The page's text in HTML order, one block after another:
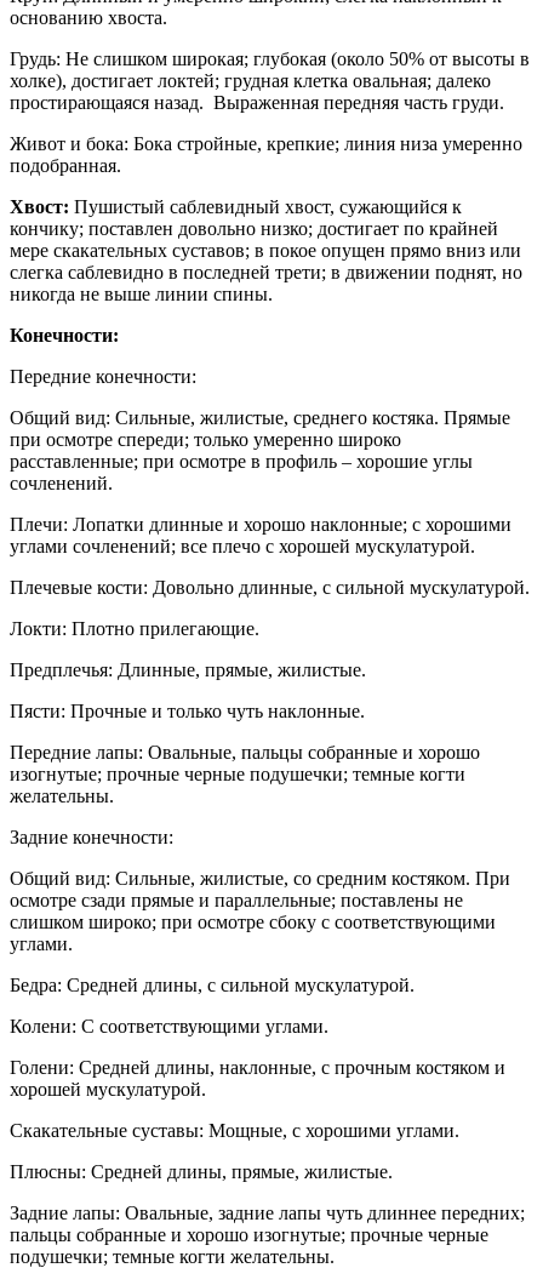
основанию хвоста.
Грудь: Не слишком широкая; глубокая (около 50% от высоты в
холке), достигает локтей; грудная клетка овальная; далеко
простирающаяся назад. Выраженная передняя часть груди.
Живот и бока: Бока стройные, крепкие; линия низа умеренно
подобранная.
Хвост: Пушистый саблевидный хвост, сужающийся к
кончику; поставлен довольно низко; достигает по крайней
мере скакательных суставов; в покое опущен прямо вниз или
слегка саблевидно в последней трети; в движении поднят, но
никогда не выше линии спины.
Конечности:
Передние конечности:
Общий вид: Сильные, жилистые, среднего костяка. Прямые
при осмотре спереди; только умеренно широко
расставленные; при осмотре в профиль – хорошие углы
сочленений.
Плечи: Лопатки длинные и хорошо наклонные; с хорошими
углами сочленений; все плечо с хорошей мускулатурой.
Плечевые кости: Довольно длинные, с сильной мускулатурой.
Локти: Плотно прилегающие.
Предплечья: Длинные, прямые, жилистые.
Пясти: Прочные и только чуть наклонные.
Передние лапы: Овальные, пальцы собранные и хорошо
изогнутые; прочные черные подушечки; темные когти
желательны.
Задние конечности:
Общий вид: Сильные, жилистые, со средним костяком. При
осмотре сзади прямые и параллельные; поставлены не
слишком широко; при осмотре сбоку с соответствующими
углами.
Бедра: Средней длины, с сильной мускулатурой.
Колени: С соответствующими углами.
Голени: Средней длины, наклонные, с прочным костяком и
хорошей мускулатурой.
Скакательные суставы: Мощные, с хорошими углами.
Плюсны: Средней длины, прямые, жилистые.
Задние лапы: Овальные, задние лапы чуть длиннее передних;
пальцы собранные и хорошо изогнутые; прочные черные
подушечки; темные когти желательны.